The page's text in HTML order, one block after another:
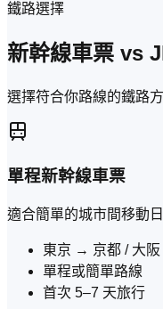
鐵路選擇
新幹線車票 vs
選擇符合你路線的鐵路方
單程新幹線車票
適合簡單的城市間移動日
東京 → 京都 / 大阪
單程或簡單路線
首次 5–7 天旅行